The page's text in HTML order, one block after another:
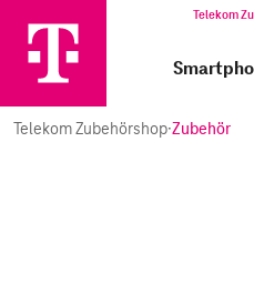
Telekom
Telekom Zubehörshop·Zubehör